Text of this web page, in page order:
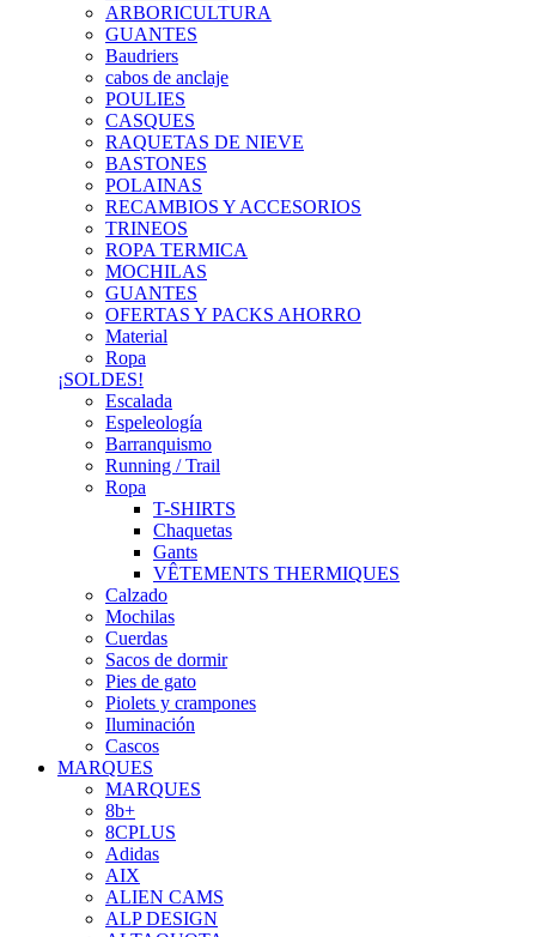
ARBORICULTURA
GUANTES
Baudriers
cabos de anclaje
POULIES
CASQUES
RAQUETAS DE NIEVE
BASTONES
POLAINAS
RECAMBIOS Y ACCESORIOS
TRINEOS
ROPA TERMICA
MOCHILAS
GUANTES
OFERTAS Y PACKS AHORRO
Material
Ropa
¡SOLDES!
Escalada
Espeleología
Barranquismo
Running / Trail
Ropa
T-SHIRTS
Chaquetas
Gants
VÊTEMENTS THERMIQUES
Calzado
Mochilas
Cuerdas
Sacos de dormir
Pies de gato
Piolets y crampones
Iluminación
Cascos
MARQUES
MARQUES
8b+
8CPLUS
Adidas
AIX
ALIEN CAMS
ALP DESIGN